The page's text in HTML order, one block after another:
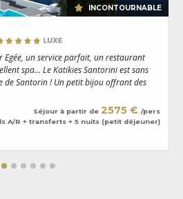
INCONTOURNABLE
Egée, un service parfait, un restaurant
spa... Le Katikies Santorini est sans
de Santorin ! Un petit bijou offrant des
Séjour à partir de 2575 € /pers
A/R + transferts + 5 nuits (petit déjeuner)